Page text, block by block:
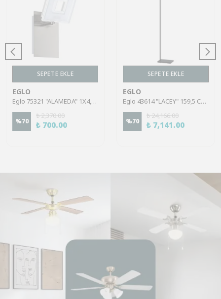
SEPETE EKLE
EGLO
Eglo 75321 "ALAMEDA" 1X4,5W Çelik Nikel Mat Sıva Üstü Spot
%70
₺ 2,370.00
₺ 700.00
SEPETE EKLE
EGLO
Eglo 43614 "LACEY" 159,5 Cm Yüksekliğinde Çelik, Ahşap Köşe Lambası Lambader
%70
₺ 24,166.00
₺ 7,141.00